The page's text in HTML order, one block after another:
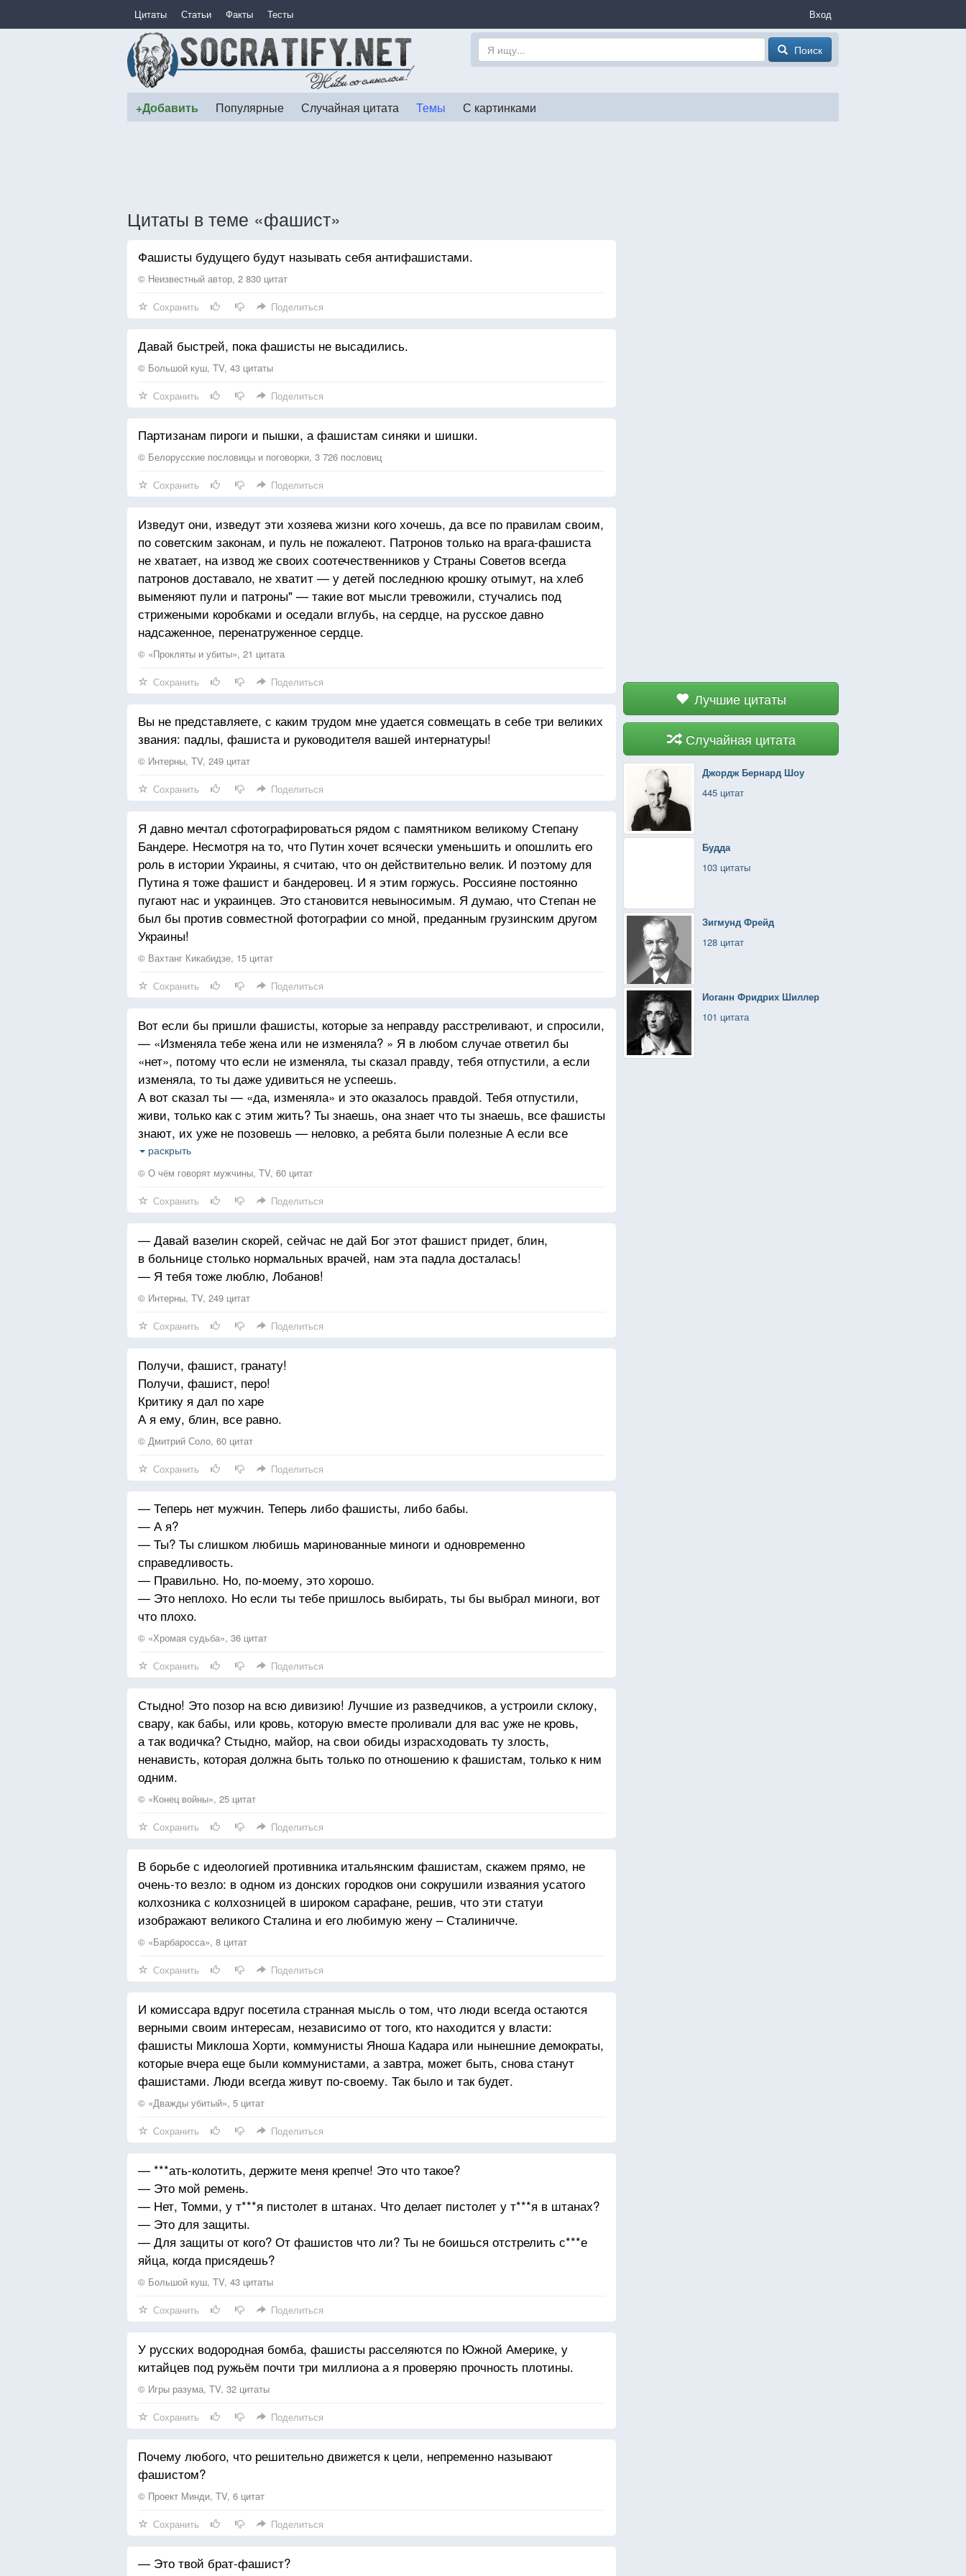
Цитаты Статьи Факты Тесты Вход
Поиск
+Добавить Популярные Случайная цитата Темы С картинками
Цитаты в теме «фашист»
Лучшие цитаты
Случайная цитата
Джордж Бернард Шоу
445 цитат
Будда
103 цитаты
Зигмунд Фрейд
128 цитат
Иоганн Фридрих Шиллер
101 цитата
Фашисты будущего будут называть себя антифашистами.
© Неизвестный автор, 2 830 цитат
Сохранить Поделиться
Давай быстрей, пока фашисты не высадились.
© Большой куш, TV, 43 цитаты
Сохранить Поделиться
Партизанам пироги и пышки, а фашистам синяки и шишки.
© Белорусские пословицы и поговорки, 3 726 пословиц
Сохранить Поделиться
Изведут они, изведут эти хозяева жизни кого хочешь, да все по правилам своим,
по советским законам, и пуль не пожалеют. Патронов только на врага-фашиста
не хватает, на извод же своих соотечественников у Страны Советов всегда
патронов доставало, не хватит — у детей последнюю крошку отымут, на хлеб
выменяют пули и патроны" — такие вот мысли тревожили, стучались под
стрижеными коробками и оседали вглубь, на сердце, на русское давно
надсаженное, перенатруженное сердце.
© «Прокляты и убиты», 21 цитата
Сохранить Поделиться
Вы не представляете, с каким трудом мне удается совмещать в себе три великих
звания: падлы, фашиста и руководителя вашей интернатуры!
© Интерны, TV, 249 цитат
Сохранить Поделиться
Я давно мечтал сфотографироваться рядом с памятником великому Степану
Бандере. Несмотря на то, что Путин хочет всячески уменьшить и опошлить его
роль в истории Украины, я считаю, что он действительно велик. И поэтому для
Путина я тоже фашист и бандеровец. И я этим горжусь. Россияне постоянно
пугают нас и украинцев. Это становится невыносимым. Я думаю, что Степан не
был бы против совместной фотографии со мной, преданным грузинским другом
Украины!
© Вахтанг Кикабидзе, 15 цитат
Сохранить Поделиться
Вот если бы пришли фашисты, которые за неправду расстреливают, и спросили,
— «Изменяла тебе жена или не изменяла? » Я в любом случае ответил бы
«нет», потому что если не изменяла, ты сказал правду, тебя отпустили, а если
изменяла, то ты даже удивиться не успеешь.
А вот сказал ты — «да, изменяла» и это оказалось правдой. Тебя отпустили,
живи, только как с этим жить? Ты знаешь, она знает что ты знаешь, все фашисты
знают, их уже не позовешь — неловко, а ребята были полезные А если все
и держалось на том, что ты «не знаешь», а она сейчас уйдет, а ты её любишь
ай..
раскрыть
© О чём говорят мужчины, TV, 60 цитат
Сохранить Поделиться
— Давай вазелин скорей, сейчас не дай Бог этот фашист придет, блин,
в больнице столько нормальных врачей, нам эта падла досталась!
— Я тебя тоже люблю, Лобанов!
© Интерны, TV, 249 цитат
Сохранить Поделиться
Получи, фашист, гранату!
Получи, фашист, перо!
Критику я дал по харе
А я ему, блин, все равно.
© Дмитрий Соло, 60 цитат
Сохранить Поделиться
— Теперь нет мужчин. Теперь либо фашисты, либо бабы.
— А я?
— Ты? Ты слишком любишь маринованные миноги и одновременно
справедливость.
— Правильно. Но, по-моему, это хорошо.
— Это неплохо. Но если ты тебе пришлось выбирать, ты бы выбрал миноги, вот
что плохо.
© «Хромая судьба», 36 цитат
Сохранить Поделиться
Стыдно! Это позор на всю дивизию! Лучшие из разведчиков, а устроили склоку,
свару, как бабы, или кровь, которую вместе проливали для вас уже не кровь,
а так водичка? Стыдно, майор, на свои обиды израсходовать ту злость,
ненависть, которая должна быть только по отношению к фашистам, только к ним
одним.
© «Конец войны», 25 цитат
Сохранить Поделиться
В борьбе с идеологией противника итальянским фашистам, скажем прямо, не
очень-то везло: в одном из донских городков они сокрушили изваяния усатого
колхозника с колхозницей в широком сарафане, решив, что эти статуи
изображают великого Сталина и его любимую жену – Сталиничче.
© «Барбаросса», 8 цитат
Сохранить Поделиться
И комиссара вдруг посетила странная мысль о том, что люди всегда остаются
верными своим интересам, независимо от того, кто находится у власти:
фашисты Миклоша Хорти, коммунисты Яноша Кадара или нынешние демократы,
которые вчера еще были коммунистами, а завтра, может быть, снова станут
фашистами. Люди всегда живут по-своему. Так было и так будет.
© «Дважды убитый», 5 цитат
Сохранить Поделиться
— ***ать-колотить, держите меня крепче! Это что такое?
— Это мой ремень.
— Нет, Томми, у т***я пистолет в штанах. Что делает пистолет у т***я в штанах?
— Это для защиты.
— Для защиты от кого? От фашистов что ли? Ты не боишься отстрелить с***е
яйца, когда присядешь?
© Большой куш, TV, 43 цитаты
Сохранить Поделиться
У русских водородная бомба, фашисты расселяются по Южной Америке, у
китайцев под ружьём почти три миллиона а я проверяю прочность плотины.
© Игры разума, TV, 32 цитаты
Сохранить Поделиться
Почему любого, что решительно движется к цели, непременно называют
фашистом?
© Проект Минди, TV, 6 цитат
Сохранить Поделиться
— Это твой брат-фашист?